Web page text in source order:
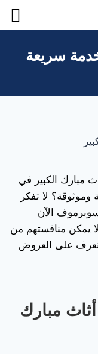
سريعة
مبارك الكبير في
لا تفكر
الآن
يمكن منافستهم من
على العروض
مبارك